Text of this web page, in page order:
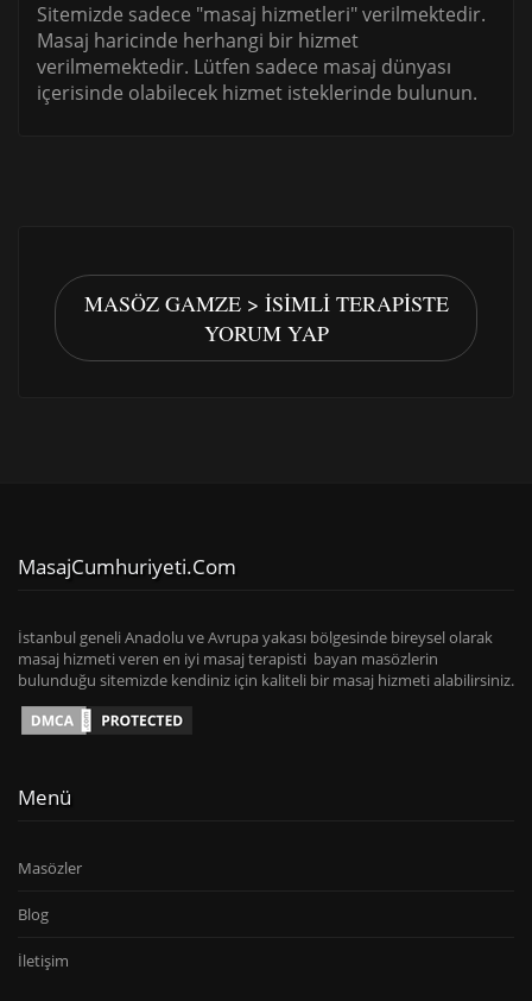
Sitemizde sadece "masaj hizmetleri" verilmektedir.
Masaj haricinde herhangi bir hizmet
verilmemektedir. Lütfen sadece masaj dünyası
içerisinde olabilecek hizmet isteklerinde bulunun.
MASÖZ GAMZE > İSIMLI TERAPISTE
YORUM YAP
MasajCumhuriyeti.com
İstanbul geneli Anadolu ve Avrupa yakası bölgesinde bireysel olarak
masaj hizmeti veren en iyi masaj terapisti bayan masözlerin
bulunduğu sitemizde kendiniz için kaliteli bir masaj hizmeti alabilirsiniz.
Menü
Masözler
Blog
İletişim